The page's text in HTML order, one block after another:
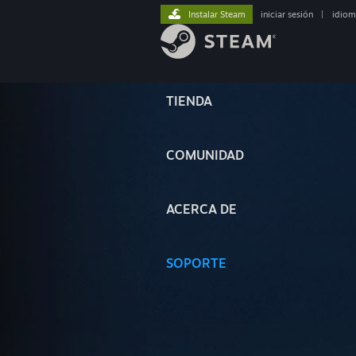
TIENDA
COMUNIDAD
ACERCA DE
SOPORTE
Instalar Steam iniciar sesión